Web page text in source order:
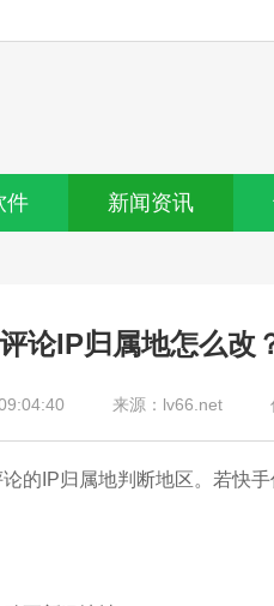
件 新闻资讯
论IP归属地怎么改
来源：lv66.net
IP归属地判断地区。若快手